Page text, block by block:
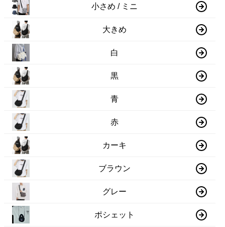
小さめ / ミニ
大きめ
白
黒
青
赤
カーキ
ブラウン
グレー
ポシェット